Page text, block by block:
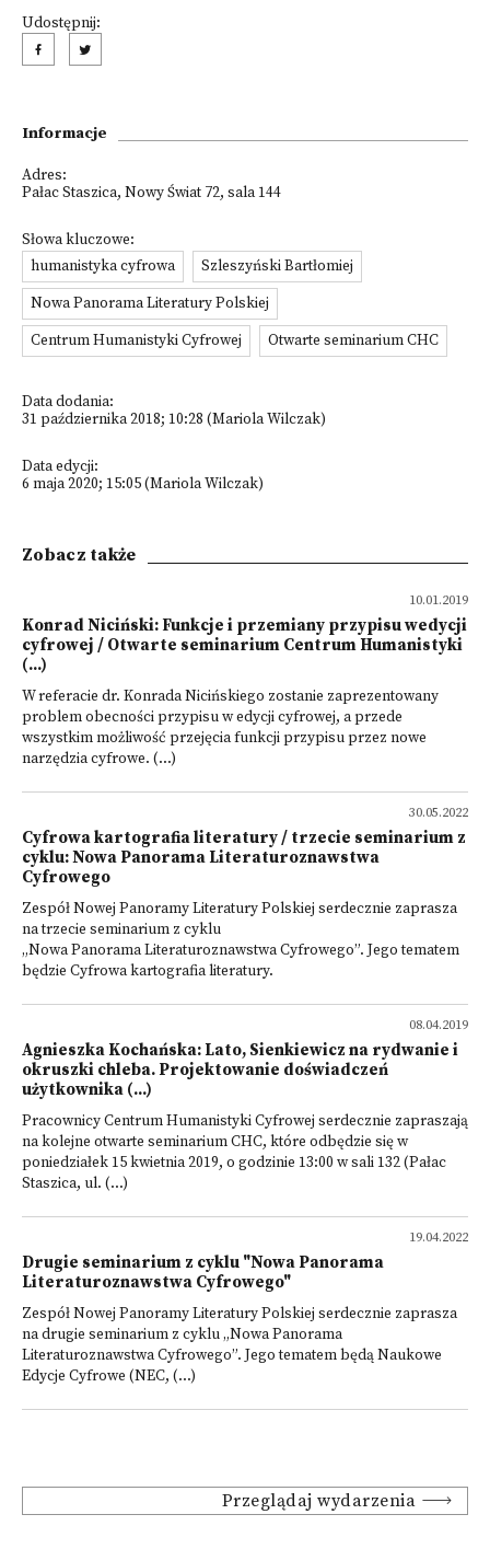
Udostępnij:
Informacje
Adres:
Pałac Staszica, Nowy Świat 72, sala 144
Słowa kluczowe:
humanistyka cyfrowa
Szleszyński Bartłomiej
Nowa Panorama Literatury Polskiej
Centrum Humanistyki Cyfrowej
Otwarte seminarium CHC
Data dodania:
31 października 2018; 10:28 (Mariola Wilczak)
Data edycji:
6 maja 2020; 15:05 (Mariola Wilczak)
Zobacz także
10.01.2019
Konrad Niciński: Funkcje i przemiany przypisu wedycji
cyfrowej / Otwarte seminarium Centrum Humanistyki
(...)
W referacie dr. Konrada Nicińskiego zostanie zaprezentowany
problem obecności przypisu w edycji cyfrowej, a przede
wszystkim możliwość przejęcia funkcji przypisu przez nowe
narzędzia cyfrowe. (...)
30.05.2022
Cyfrowa kartografia literatury / trzecie seminarium z
cyklu: Nowa Panorama Literaturoznawstwa
Cyfrowego
Zespół Nowej Panoramy Literatury Polskiej serdecznie zaprasza
na trzecie seminarium z cyklu
„Nowa Panorama Literaturoznawstwa Cyfrowego”. Jego tematem
będzie Cyfrowa kartografia literatury.
08.04.2019
Agnieszka Kochańska: Lato, Sienkiewicz na rydwanie i
okruszki chleba. Projektowanie doświadczeń
użytkownika (...)
Pracownicy Centrum Humanistyki Cyfrowej serdecznie zapraszają
na kolejne otwarte seminarium CHC, które odbędzie się w
poniedziałek 15 kwietnia 2019, o godzinie 13:00 w sali 132 (Pałac
Staszica, ul. (...)
19.04.2022
Drugie seminarium z cyklu "Nowa Panorama
Literaturoznawstwa Cyfrowego"
Zespół Nowej Panoramy Literatury Polskiej serdecznie zaprasza
na drugie seminarium z cyklu „Nowa Panorama
Literaturoznawstwa Cyfrowego”. Jego tematem będą Naukowe
Edycje Cyfrowe (NEC, (...)
Przeglądaj wydarzenia